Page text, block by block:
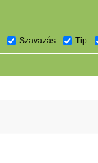
Szavazás Tip